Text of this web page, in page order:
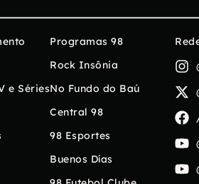
e Séries
Programas 98
Rock Insônia
No Fundo do Baú
Central 98
98 Esportes
Buenos Días